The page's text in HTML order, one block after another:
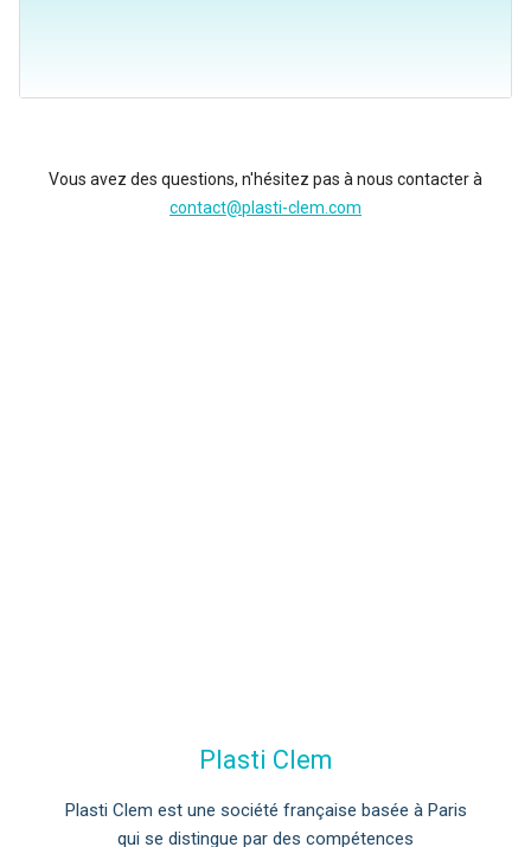
Vous avez des questions, n'hésitez pas à nous contacter à
contact@plasti-clem.com
Plasti Clem
Plasti Clem est une société française basée à Paris
qui se distingue par des compétences